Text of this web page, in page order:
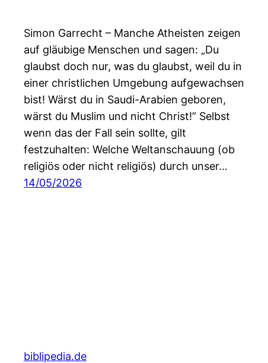
Simon Garrecht – Manche Atheisten zeigen
auf gläubige Menschen und sagen: „Du
glaubst doch nur, was du glaubst, weil du in
einer christlichen Umgebung aufgewachsen
bist! Wärst du in Saudi-Arabien geboren,
wärst du Muslim und nicht Christ!” Selbst
wenn das der Fall sein sollte, gilt
festzuhalten: Welche Weltanschauung (ob
religiös oder nicht religiös) durch unser…
14/05/2026
biblipedia.de